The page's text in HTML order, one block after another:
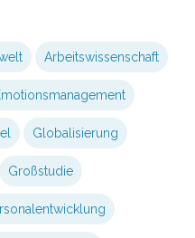
Arbeitswissenschaft
Globalisierung
Großstudie